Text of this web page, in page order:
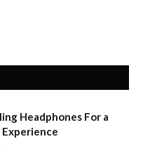
Headphones For a